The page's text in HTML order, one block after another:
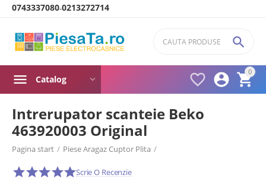
0743337080-0213272714
0




Catalog
Intrerupator scanteie Beko
463920003 Original
Pagina start / Piese Aragaz Cuptor Plita /
Intrerupator bec / scanteie aragaz cuptor plita
Scrie O Recenzie